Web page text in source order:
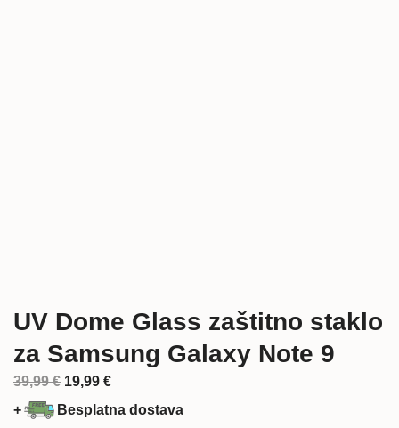
UV Dome Glass zaštitno staklo
za Samsung Galaxy Note 9
39,99€ Izvorna
cijena
19,99 €Trenutna
cijena
+ Besplatna dostava